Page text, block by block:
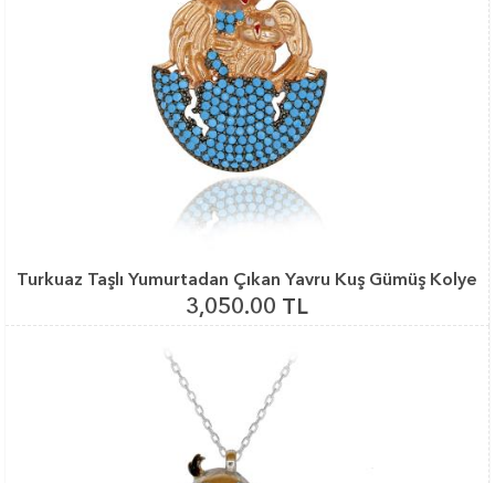
Turkuaz Taşlı Yumurtadan Çıkan Yavru Kuş Gümüş Kolye
3,050.00 TL